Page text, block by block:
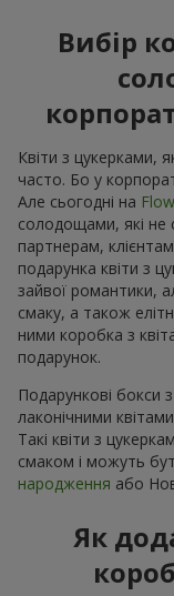
Вибір
Квіти з цукерками,
часто. Бо у
Але сьогодні на
солодощами, які не
партнерам,
подарунка квіти з
зайвої романтики,
смаку, а також
ними коробка з
подарунок.
Подарункові бокси
лаконічними
Такі квіти з
смаком і можуть
народження або
Як